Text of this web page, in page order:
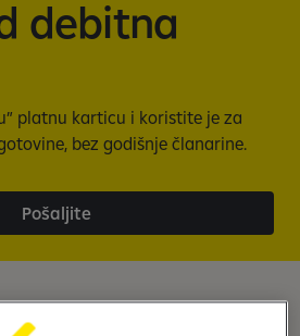
debitna
platnu karticu i koristite je za
bez godišnje članarine.
Pošaljite